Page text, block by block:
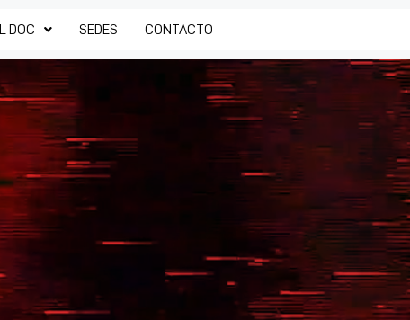
DOC SEDES CONTACTO